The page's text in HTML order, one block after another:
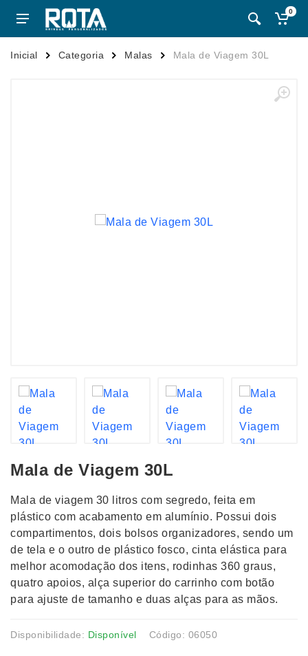
0
Inicial Categoria Malas Mala de Viagem 30L
Mala de Viagem 30L
Mala de viagem 30 litros com segredo, feita em
plástico com acabamento em alumínio. Possui dois
compartimentos, dois bolsos organizadores, sendo um
de tela e o outro de plástico fosco, cinta elástica para
melhor acomodação dos itens, rodinhas 360 graus,
quatro apoios, alça superior do carrinho com botão
para ajuste de tamanho e duas alças para as mãos.
Disponibilidade: Disponível Código: 06050